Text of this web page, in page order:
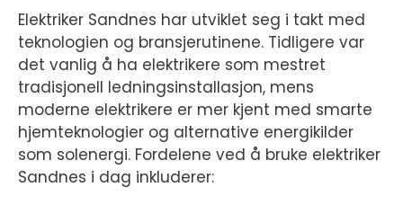
Elektriker Sandnes har utviklet seg i takt med
teknologien og bransjerutinene. Tidligere var
det vanlig å ha elektrikere som mestret
tradisjonell ledningsinstallasjon, mens
moderne elektrikere er mer kjent med smarte
hjemteknologier og alternative energikilder
som solenergi. Fordelene ved å bruke elektriker
Sandnes i dag inkluderer: